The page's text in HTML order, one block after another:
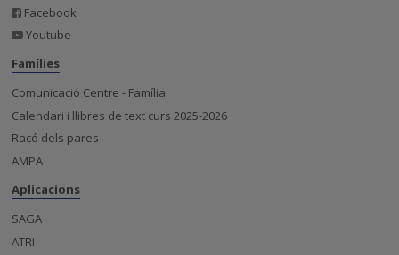
Facebook
Youtube
Famílies
Comunicació Centre - Família
Calendari i llibres de text curs 2025-2026
Racó dels pares
AMPA
Aplicacions
SAGA
ATRI